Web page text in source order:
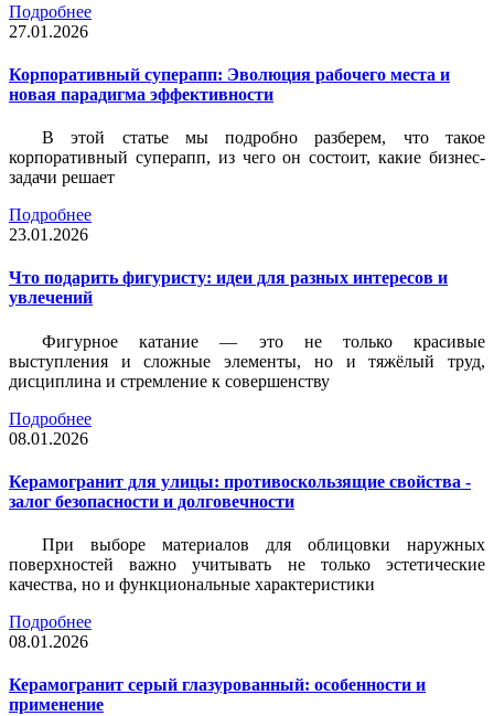
Подробнее
27.01.2026
Корпоративный суперапп: Эволюция рабочего места и
новая парадигма эффективности
В этой статье мы подробно разберем, что такое
корпоративный суперапп, из чего он состоит, какие бизнес-
задачи решает
Подробнее
23.01.2026
Что подарить фигуристу: идеи для разных интересов и
увлечений
Фигурное катание — это не только красивые
выступления и сложные элементы, но и тяжёлый труд,
дисциплина и стремление к совершенству
Подробнее
08.01.2026
Керамогранит для улицы: противоскользящие свойства -
залог безопасности и долговечности
При выборе материалов для облицовки наружных
поверхностей важно учитывать не только эстетические
качества, но и функциональные характеристики
Подробнее
08.01.2026
Керамогранит серый глазурованный: особенности и
применение